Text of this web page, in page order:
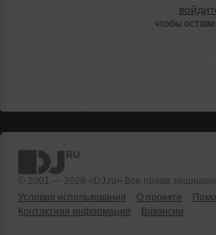
чтобы
© 2001 — 2026 «DJ.ru» Все права
Условия использования
О проекте
Контактная информация
Вакансии